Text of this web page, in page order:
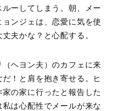
ーしてしまう。朝、メー
ンジェは、恋愛に気を使
夫かな？と心配する。
ヘヨン夫）のカフェに来
！と肩を抱き寄せる。ヒ
の家に行ったと報告した
は心配性でメールが来な